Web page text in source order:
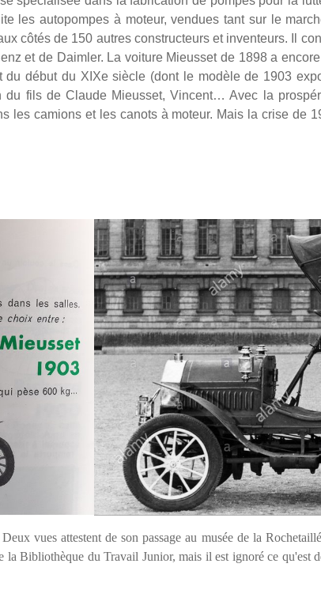
les autopompes à moteur, vendues tant sur le
côtés de 150 autres constructeurs et inventeurs. Il
et de Daimler. La voiture Mieusset de 1898 a
début du XIXe siècle (dont le modèle de 1903
fils de Claude Mieusset, Vincent… Avec la
les camions et les canots à moteur. Mais la crise de
vues attestent de son passage au musée de la
Bibliothèque du Travail Junior, mais il est ignoré ce qu'est